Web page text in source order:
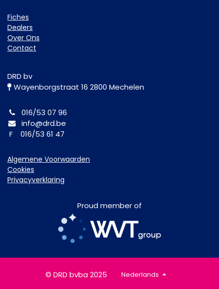
Fiche​s
Dealers
Over Ons
Contact
DRD bv
Wayenborgstraat 16 2800 Mechelen
016/53 07 96
info@drd.be
F 016/53 61 47
Algemene Voorwaarden
Cookies
Privacyverklaring
Proud member of
© DRD bvba 2025 Nederlands